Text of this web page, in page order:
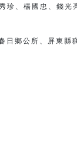
珍、楊國忠、錢光
日鄉公所、屏東縣